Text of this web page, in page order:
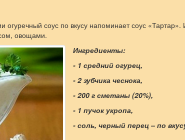
огуречный соус по вкусу напоминает соус
овощами.
Ингредиенты:
- 1 средний огурец,
- 2 зубчика чеснока,
- 200 г сметаны (20%),
- 1 пучок укропа,
- соль, черный перец – по